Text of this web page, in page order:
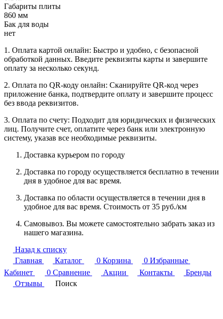
Габариты плиты
860 мм
Бак для воды
нет
1. Оплата картой онлайн: Быстро и удобно, с безопасной
обработкой данных. Введите реквизиты карты и завершите
оплату за несколько секунд.
2. Оплата по QR-коду онлайн: Сканируйте QR-код через
приложение банка, подтвердите оплату и завершите процесс
без ввода реквизитов.
3. Оплата по счету: Подходит для юридических и физических
лиц. Получите счет, оплатите через банк или электронную
систему, указав все необходимые реквизиты.
Доставка курьером по городу
Доставка по городу осуществляется бесплатно в течении
дня в удобное для вас время.
Доставка по области осуществляется в течении дня в
удобное для вас время. Стоимость от 35 руб./км
Самовывоз. Вы можете самостоятельно забрать заказ из
нашего магазина.
Назад к списку
Главная
Каталог 0 Корзина 0 Избранные
Кабинет
0 Сравнение Акции Контакты
Бренды
Отзывы
Поиск